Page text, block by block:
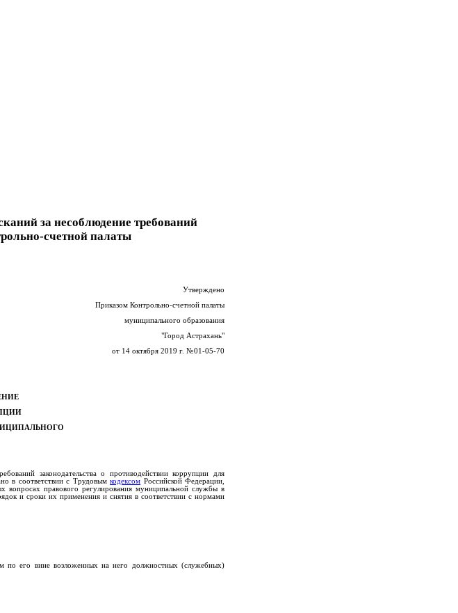
за несоблюдение требований
счетной палаты
Утверждено
Приказом Контрольно-счетной палаты
муниципального образования
"Город Астрахань"
от 14 октября 2019 г. №01-05-70
законодательства о противодействии коррупции для
в соответствии с Трудовымкодексом Российской Федерации,
вопросах правового регулирования муниципальной службы в
и сроки их применения и снятия в соответствии с нормами
по его вине возложенных на него должностных (служебных)